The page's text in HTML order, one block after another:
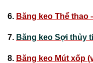
6. Băng keo Thể thao
7. Băng keo Sợi thủy
8. Băng keo Mút xốp